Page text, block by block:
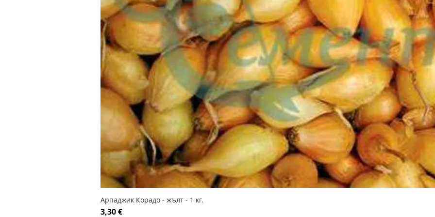
Арпаджик Корадо - жълт - 1 кг.
Цена
3,30 €